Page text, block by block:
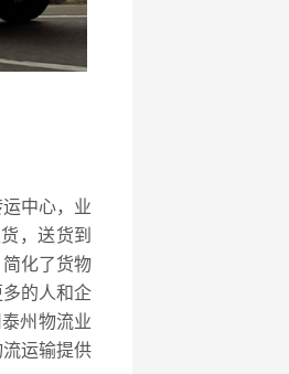
中心，业
，送货到
化了货物
的人和企
州物流业
运输提供